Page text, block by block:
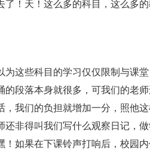
！天！这么多的科目，这么多
为这些科目的学习仅仅限制与课
段落本身就很多，可我们的老
我们的负担就增加一分，照他
还非得叫我们写什么观察日记，
如果在下课铃声打响后，校园